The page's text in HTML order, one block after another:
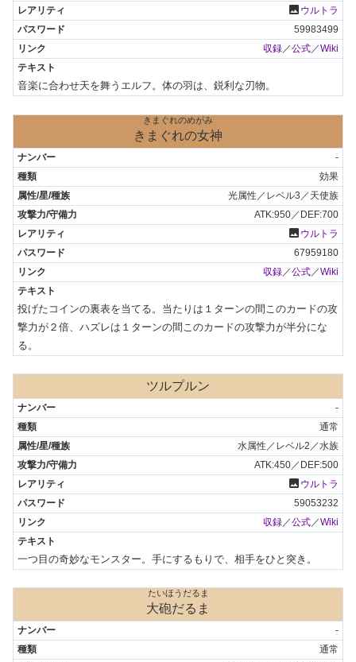
photo ウルトラ
59983499
収録／公式／Wiki
音楽に合わせ天を舞うエルフ。体の羽は、鋭利な刃物。
きまぐれのめがみ
きまぐれの女神
-
効果
光属性／レベル3／天使族
ATK:950／DEF:700
photo ウルトラ
67959180
収録 ／公式 ／Wiki
投げたコインの裏表を当てる。当たりは１ターンの間このカードの攻
撃力が２倍、ハズレは１ターンの間このカードの攻撃力が半分にな
る。
ツルプルン
-
通常
水属性／レベル2／水族
ATK:450／DEF:500
photo ウルトラ
59053232
収録／公式／Wiki
一つ目の奇妙なモンスター。手にするもりで、相手をひと突き。
たいほうだるま
大砲だるま
-
通常